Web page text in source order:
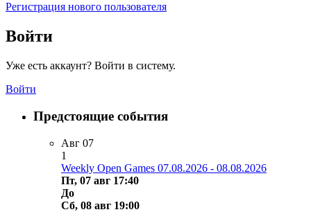
Регистрация нового пользователя
Войти
Уже есть аккаунт? Войти в систему.
Войти
Предстоящие события
Авг 07
1
Weekly Open Games 07.08.2026 - 08.08.2026
Пт, 07 авг 17:40
До
Сб, 08 авг 19:00